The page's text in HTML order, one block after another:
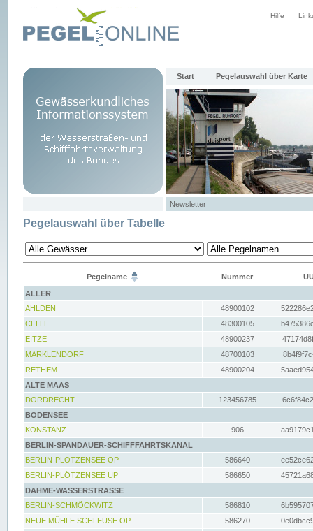
Hilfe
Start Pegelauswahl über Karte
Newsletter
Pegelauswahl über Tabelle
Pegelname Nummer
ALLER
AHLDEN
48900102
CELLE
48300105
EITZE
48900237
MARKLENDORF
48700103
RETHEM
48900204
ALTE MAAS
DORDRECHT
123456785
BODENSEE
KONSTANZ
906
BERLIN-SPANDAUER-SCHIFFFAHRTSKANAL
BERLIN-PLÖTZENSEE OP
586640
BERLIN-PLÖTZENSEE UP
586650
DAHME-WASSERSTRASSE
BERLIN-SCHMÖCKWITZ
586810
NEUE MÜHLE SCHLEUSE OP
586270